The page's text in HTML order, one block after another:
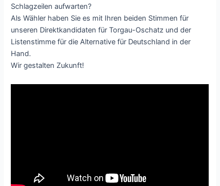
Schlagzeilen aufwarten?
Als Wähler haben Sie es mit Ihren beiden Stimmen für
unseren Direktkandidaten für Torgau-Oschatz und der
Listenstimme für die Alternative für Deutschland in der
Hand.
Wir gestalten Zukunft!